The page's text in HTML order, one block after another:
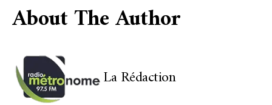
About The Author
La Rédaction